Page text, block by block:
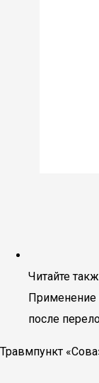
Читайте
Применение
после
Травмпункт